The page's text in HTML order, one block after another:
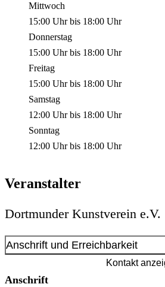
Mittwoch
15:00 Uhrbis 18:00 Uhr
Donnerstag
15:00 Uhrbis 18:00 Uhr
Freitag
15:00 Uhrbis 18:00 Uhr
Samstag
12:00 Uhrbis 18:00 Uhr
Sonntag
12:00 Uhrbis 18:00 Uhr
Veranstalter
Dortmunder Kunstverein e.V.
Anschrift und Erreichbarkeit
Kontakt
Anschrift